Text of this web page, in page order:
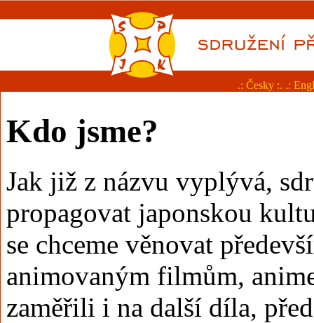
.: Česky :. .:
Kdo jsme?
Jak již z názvu vyplývá,
propagovat japonskou
se chceme věnovat
animovaným filmům,
zaměřili i na další díla,